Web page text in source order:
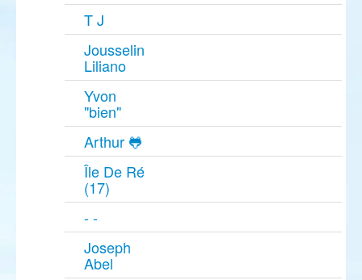
T J
Jousselin
Liliano
Yvon
"bien"
Arthur 🐸
Île De Ré
(17)
- -
Joseph
Abel